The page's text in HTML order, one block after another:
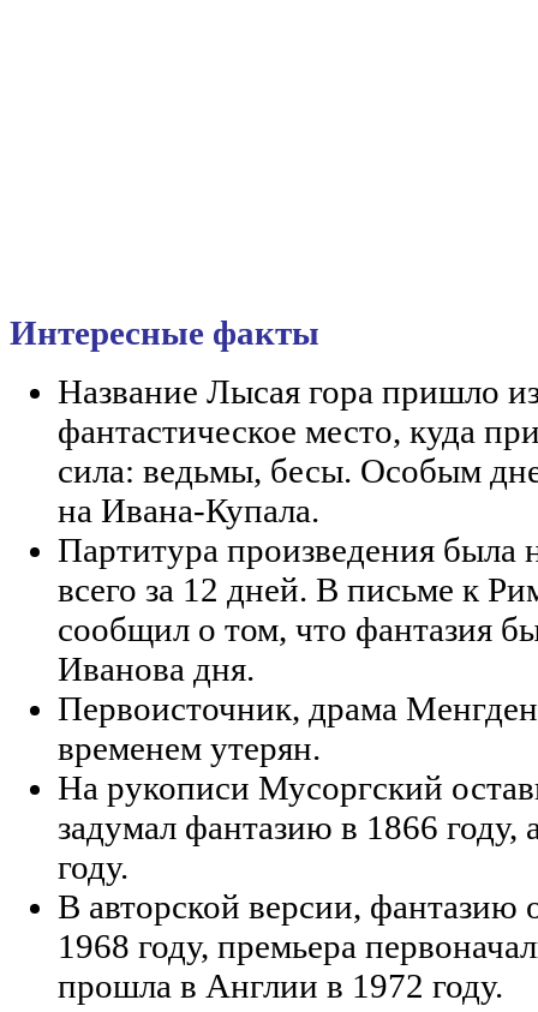
Интересные факты
Название Лысая гора пришло
фантастическое место, куда
сила: ведьмы, бесы. Особым
на Ивана-Купала.
Партитура произведения была
всего за 12 дней. В письме к
сообщил о том, что фантазия
Иванова дня.
Первоисточник, драма
временем утерян.
На рукописи Мусоргский
задумал фантазию в 1866 году,
году.
В авторской версии, фантазию
1968 году, премьера
прошла в Англии в 1972 году.